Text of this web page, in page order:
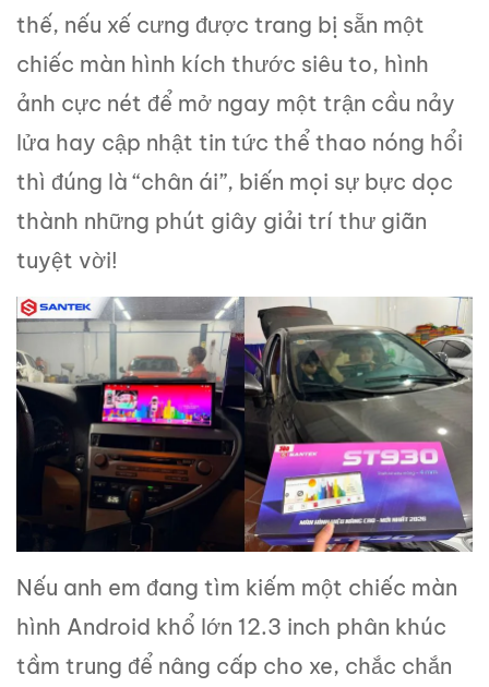
thế, nếu xế cưng được trang bị sẵn một
chiếc màn hình kích thước siêu to, hình
ảnh cực nét để mở ngay một trận cầu nảy
lửa hay cập nhật tin tức thể thao nóng hổi
thì đúng là “chân ái”, biến mọi sự bực dọc
thành những phút giây giải trí thư giãn
tuyệt vời!
Nếu anh em đang tìm kiếm một chiếc màn
hình Android khổ lớn 12.3 inch phân khúc
tầm trung để nâng cấp cho xe, chắc chắn